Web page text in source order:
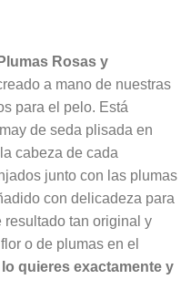
Rosas y
a mano de nuestras
para el pelo. Está
de seda plisada en
cabeza de cada
junto con las plumas
con delicadeza para
resultado tan original y
o de plumas en el
quieres exactamente y